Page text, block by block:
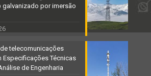
galvanizado por imersão
telecomunicações
Especificações Técnicas
de Engenharia